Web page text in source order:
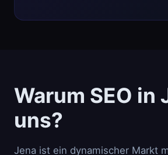
Warum SEO in
uns?
Jena ist ein dynamischer Markt